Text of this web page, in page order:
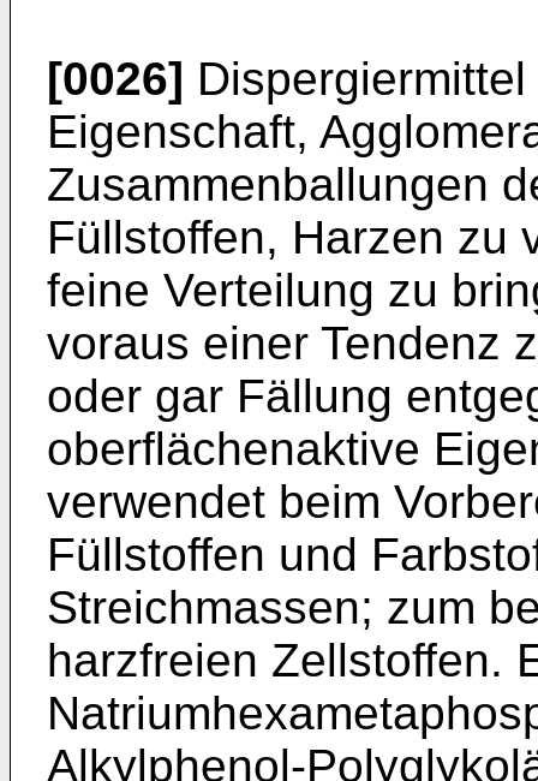
[0026]
Eigenschaft,
Zusammenballungen
Füllstoffen, Harzen zu
feine Verteilung zu
voraus einer Tendenz
oder gar Fällung
oberflächenaktive
verwendet beim
Füllstoffen und
Streichmassen; zum
harzfreien Zellstoffen.
Alkylphenol-